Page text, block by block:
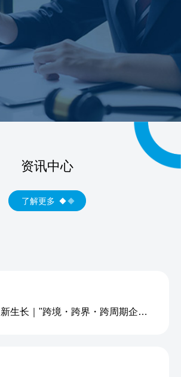
资讯中心
了解更多
向内扎根，向新生长｜"跨境・跨界・跨周期企业内生力沙龙"成功举办